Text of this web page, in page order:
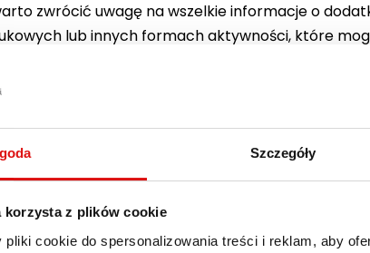
Szczegóły
korzysta z plików cookie
cookie do spersonalizowania treści i reklam, aby
zwrócić uwagę na wszelkie informacje o
lub innych formach aktywności, które
takie jak malarstwo, grafika czy aktorstwo,
wyników z matury, kandydaci muszą zazwyczaj
ich talent oraz umiejętności w danej dziedzinie lub
dotyczące terminów tych egzaminów oraz
się punkty na studia?